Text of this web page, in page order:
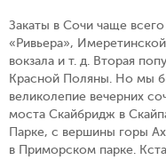
Закаты в Сочи чаще
«Ривьера»,
вокзала и т. д. Вторая
Красной Поляны. Но мы
великолепие вечерних
моста Скайбридж в
Парке, с вершины горы
в Приморском парке.